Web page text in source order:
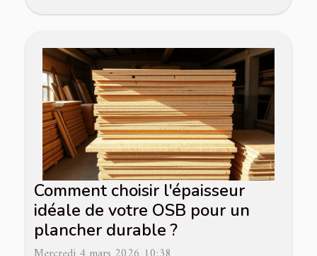
Comment choisir l'épaisseur
idéale de votre OSB pour un
plancher durable ?